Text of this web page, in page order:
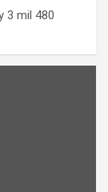
3 mil 480